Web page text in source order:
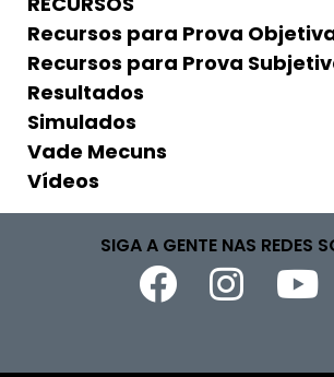
Recursos para Prova
Recursos para Prova
Resultados
Simulados
Vade Mecuns
Vídeos
SIGA A GENTE NAS REDES